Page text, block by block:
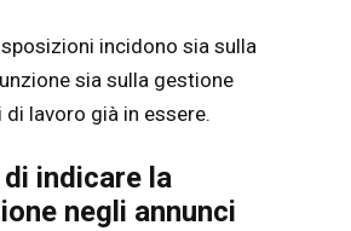
incidono sia sulla
sia sulla gestione
lavoro già in essere.
indicare la
negli annunci